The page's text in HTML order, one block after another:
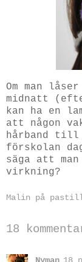
Om man
midnatt
kan ha en
att någon
hårband till
förskolan
säga att
virkning?
Malin på
18